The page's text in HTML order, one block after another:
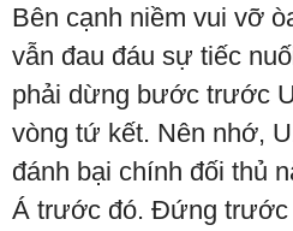
Bên cạnh niềm vui vỡ
vẫn đau đáu sự tiếc
phải dừng bước trước
vòng tứ kết. Nên nhớ,
đánh bại chính đối thủ
Á trước đó. Đứng trước